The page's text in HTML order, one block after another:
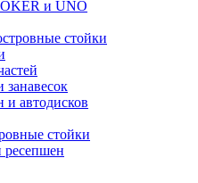
и UNO
стойки
занавесок
автодисков
стойки
ресепшен